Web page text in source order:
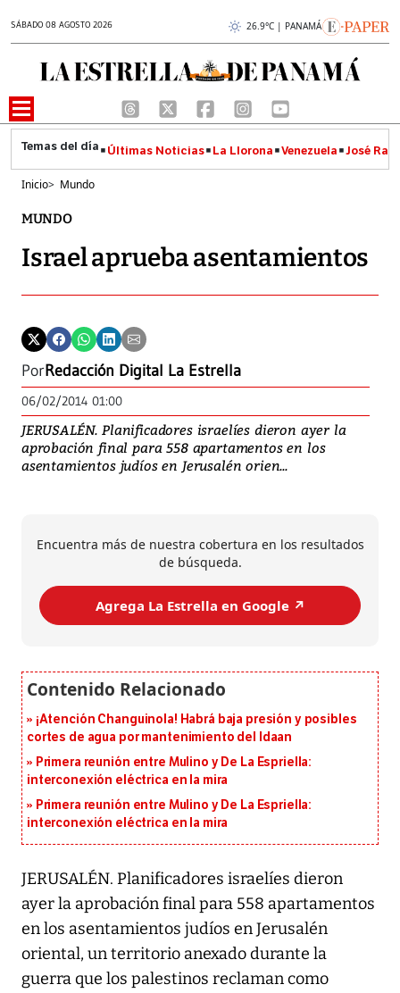
SÁBADO 08 AGOSTO 2026 26.9°C | PANAMÁ
Últimas Noticias La Llorona Venezuela José
Inicio> Mundo
MUNDO
Israel aprueba asentamientos
PorRedacción Digital La Estrella
06/02/2014 01:00
JERUSALÉN. Planificadores israelíes dieron ayer la
aprobación final para 558 apartamentos en los
asentamientos judíos en Jerusalén orien...
Encuentra más de nuestra cobertura en los resultados
de búsqueda.
Agrega La Estrella en Google ↗️
¡Atención Changuinola! Habrá baja presión y posibles
cortes de agua por mantenimiento del Idaan
Primera reunión entre Mulino y De La Espriella:
interconexión eléctrica en la mira
Primera reunión entre Mulino y De La Espriella:
interconexión eléctrica en la mira
JERUSALÉN. Planificadores israelíes dieron
ayer la aprobación final para 558 apartamentos
en los asentamientos judíos en Jerusalén
oriental, un territorio anexado durante la
guerra que los palestinos reclaman como